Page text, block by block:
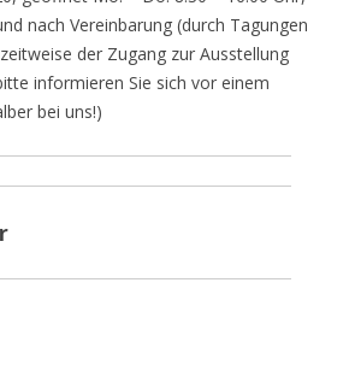
nach Vereinbarung (durch Tagungen
der Zugang zur Ausstellung
informieren Sie sich vor einem
bei uns!)